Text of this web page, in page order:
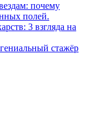
почему
полей.
3 взгляда на
стажёр